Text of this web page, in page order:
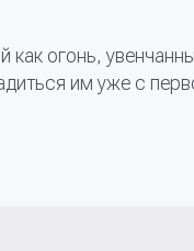
как огонь,
им уже с